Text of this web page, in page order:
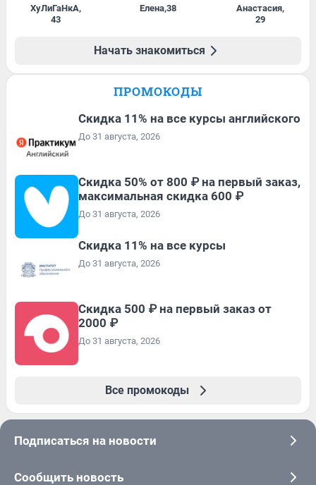
ХуЛиГаНкА,
43
Елена,38 Анастасия,
29
Начать знакомиться
ПРОМОКОДЫ
Скидка 11% на все курсы английского
До 31 августа, 2026
Скидка 50% от 800 ₽ на первый заказ,
максимальная скидка 600 ₽
До 31 августа, 2026
Скидка 11% на все курсы
До 31 августа, 2026
Скидка 500 ₽ на первый заказ от
2000 ₽
До 31 августа, 2026
Все промокоды
Подписаться на новости
Сообщить новость